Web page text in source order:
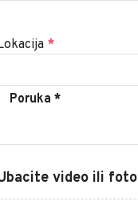
*
video ili foto